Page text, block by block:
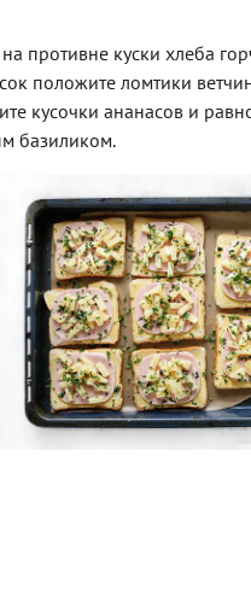
противне куски хлеба
положите ломтики
кусочки ананасов и
базиликом.